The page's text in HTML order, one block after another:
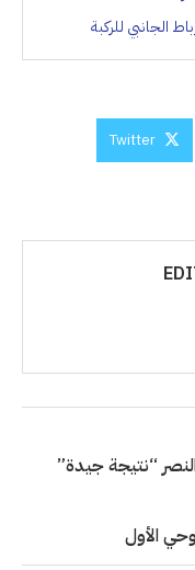
الجانبي للركبة
Twitter
“نتيجة جيدة”
الأول